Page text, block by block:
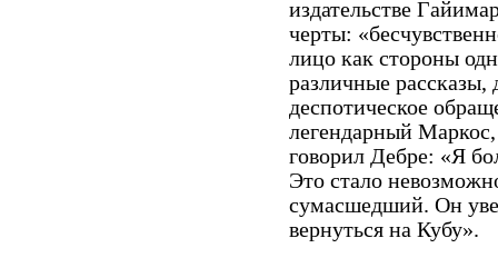
издательстве
черты:
лицо как стороны
различные
деспотическое
легендарный
говорил Дебре: «Я
Это стало
сумасшедший. Он
вернуться на Кубу».